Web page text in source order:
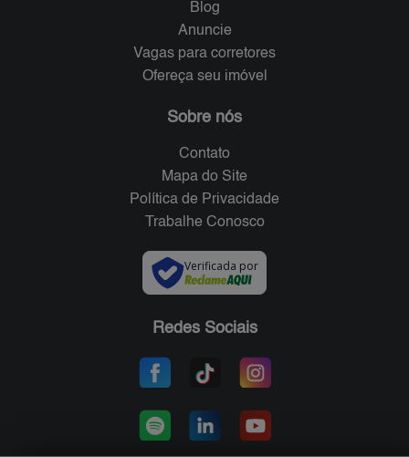
Blog
Anuncie
Vagas para corretores
Ofereça seu imóvel
Sobre nós
Contato
Mapa do Site
Política de Privacidade
Trabalhe Conosco
Verificada por
Redes Sociais